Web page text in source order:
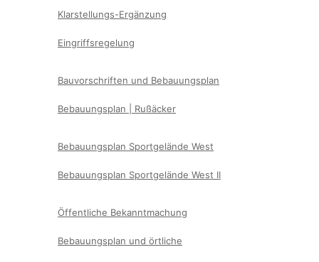
Klarstellungs-Ergänzung
Eingriffsregelung
Bauvorschriften und Bebauungsplan
Bebauungsplan | Rußäcker
Bebauungsplan Sportgelände West
Bebauungsplan Sportgelände West II
Öffentliche Bekanntmachung
Bebauungsplan und örtliche